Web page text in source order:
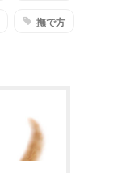
撫で方